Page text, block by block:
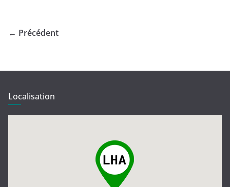
← Précédent
Localisation